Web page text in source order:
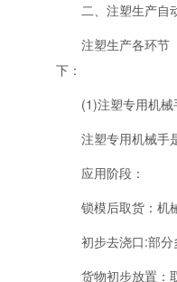
二、注塑生产自
注塑生产各环节
下：
(1)注塑专用机械
注塑专用机械手
应用阶段：
锁模后取货：机
初步去浇口:部
货物初步放置：